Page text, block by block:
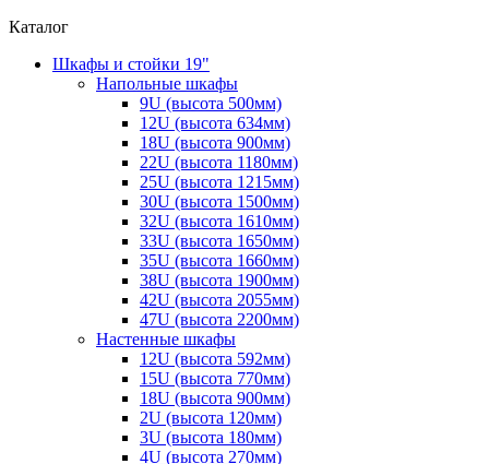
Каталог
Шкафы и стойки 19"
Напольные шкафы
9U (высота 500мм)
12U (высота 634мм)
18U (высота 900мм)
22U (высота 1180мм)
25U (высота 1215мм)
30U (высота 1500мм)
32U (высота 1610мм)
33U (высота 1650мм)
35U (высота 1660мм)
38U (высота 1900мм)
42U (высота 2055мм)
47U (высота 2200мм)
Настенные шкафы
12U (высота 592мм)
15U (высота 770мм)
18U (высота 900мм)
2U (высота 120мм)
3U (высота 180мм)
4U (высота 270мм)